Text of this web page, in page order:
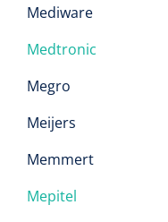
Mediware
Medtronic
Megro
Meijers
Memmert
Mepitel